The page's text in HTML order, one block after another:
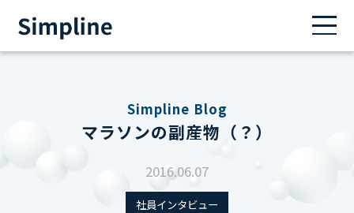
Simpline Blog
マラソンの副産物（？）
2016.06.07
社員インタビュー